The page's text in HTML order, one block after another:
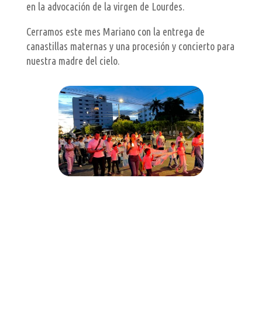
en la advocación de la virgen de Lourdes.
Cerramos este mes Mariano con la entrega de
canastillas maternas y una procesión y concierto para
nuestra madre del cielo.